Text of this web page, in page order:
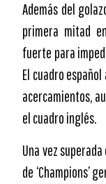
Además del
primera mitad
fuerte para
El cuadro
acercamientos,
el cuadro inglés.
Una vez
de ‘Champions’